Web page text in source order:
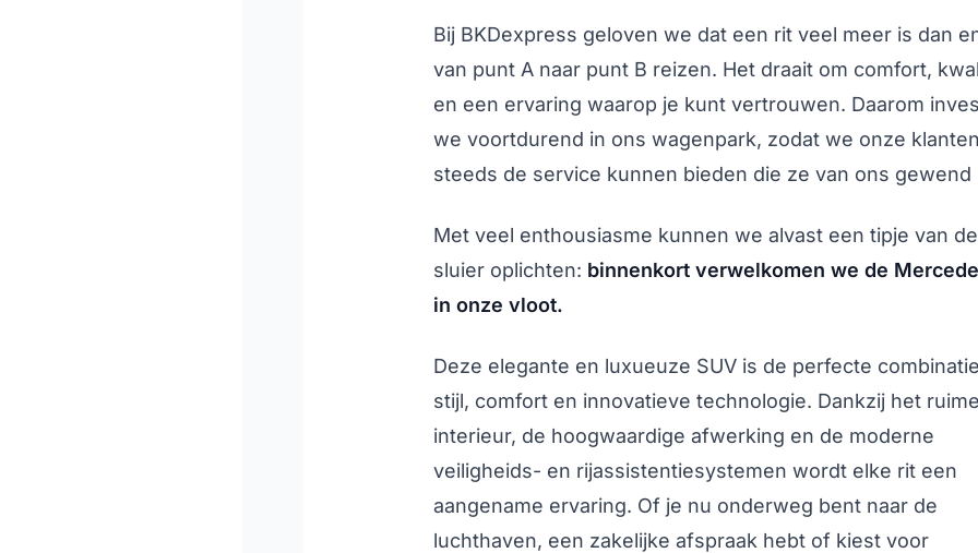
Bij BKDexpress geloven we dat een rit veel meer is dan
van punt A naar punt B reizen. Het draait om comfort,
en een ervaring waarop je kunt vertrouwen. Daarom
we voortdurend in ons wagenpark, zodat we onze
steeds de service kunnen bieden die ze van ons gewend
Met veel enthousiasme kunnen we alvast een tipje van de
sluier oplichten: binnenkort verwelkomen we de
in onze vloot.
Deze elegante en luxueuze SUV is de perfecte
stijl, comfort en innovatieve technologie. Dankzij het
interieur, de hoogwaardige afwerking en de moderne
veiligheids- en rijassistentiesystemen wordt elke rit een
aangename ervaring. Of je nu onderweg bent naar de
luchthaven, een zakelijke afspraak hebt of kiest voor